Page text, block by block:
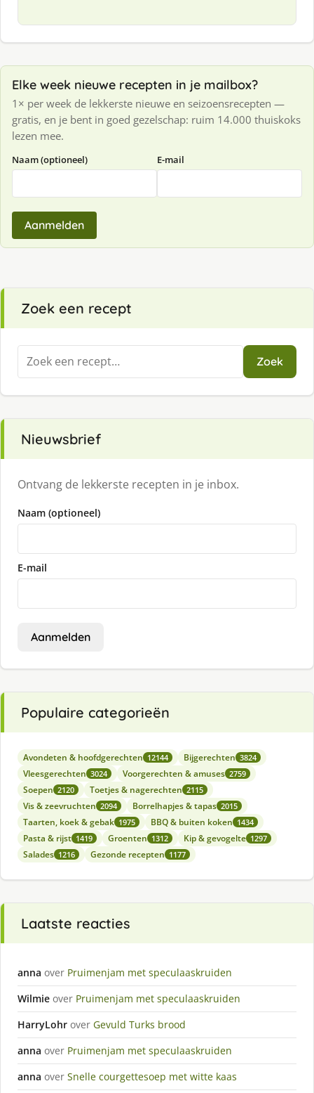
Elke week nieuwe recepten in je mailbox?
1× per week de lekkerste nieuwe en seizoensrecepten —
gratis, en je bent in goed gezelschap: ruim 14.000 thuiskoks
lezen mee.
Naam (optioneel) E-mail
Aanmelden
Zoek een recept
Zoeken
naar:
Zoek
Nieuwsbrief
Ontvang de lekkerste recepten in je inbox.
Naam (optioneel)
E-mail
Aanmelden
Populaire categorieën
Avondeten & hoofdgerechten 12144 Bijgerechten 3824
Vleesgerechten 3024 Voorgerechten & amuses 2759
Soepen 2120 Toetjes & nagerechten 2115
Vis & zeevruchten 2094 Borrelhapjes & tapas 2015
Taarten, koek & gebak 1975 BBQ & buiten koken 1434
Pasta & rijst 1419 Groenten 1312 Kip & gevogelte 1297
Salades 1216 Gezonde recepten 1177
Laatste reacties
anna over Pruimenjam met speculaaskruiden
Wilmie over Pruimenjam met speculaaskruiden
HarryLohr over Gevuld Turks brood
anna over Pruimenjam met speculaaskruiden
anna over Snelle courgettesoep met witte kaas